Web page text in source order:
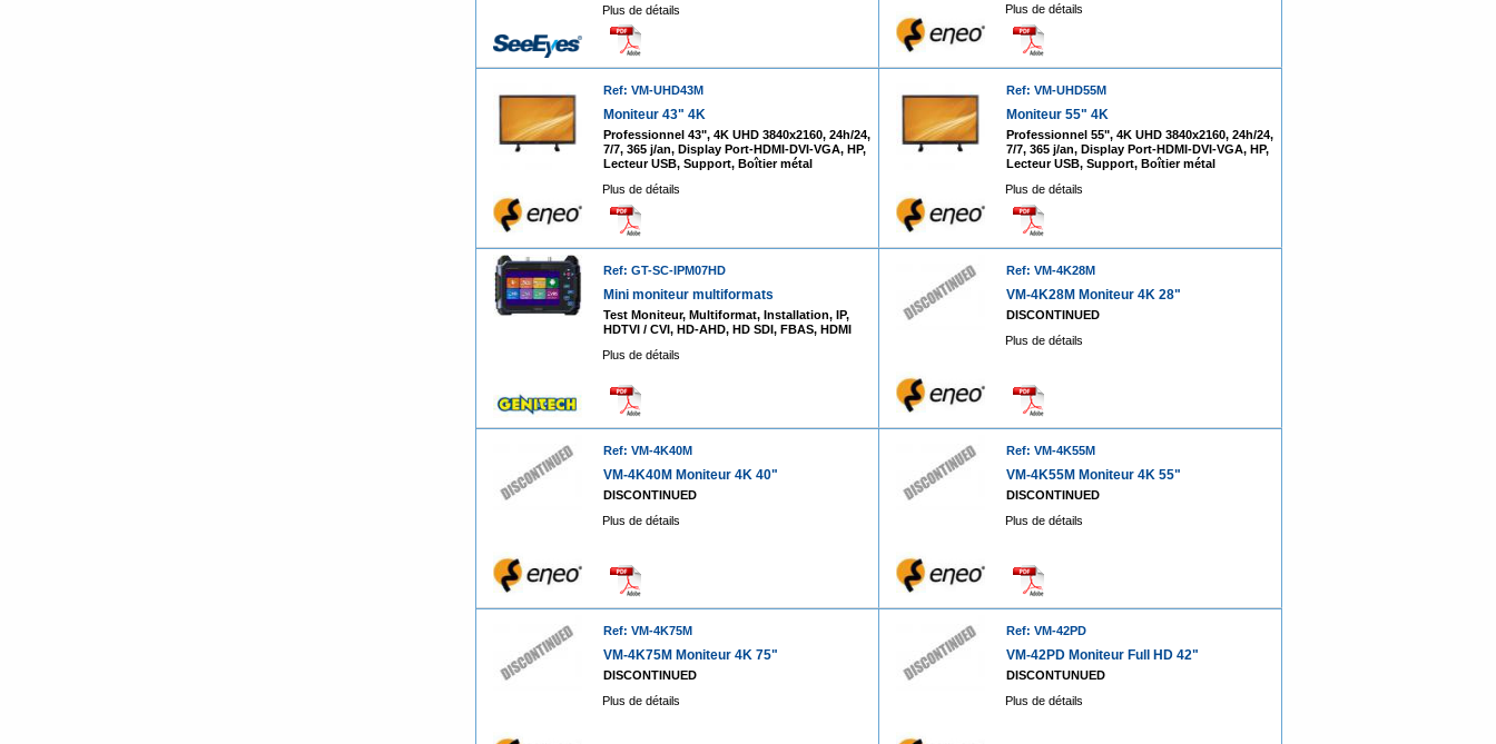
Plus de détails
Plus de détails
Ref: VM-UHD43M
Moniteur 43" 4K
Professionnel 43", 4K UHD 3840x2160, 24h/24,
7/7, 365 j/an, Display Port-HDMI-DVI-VGA, HP,
Lecteur USB, Support, Boîtier métal
Plus de détails
Ref: VM-UHD55M
Moniteur 55" 4K
Professionnel 55", 4K UHD 3840x2160, 24h/24,
7/7, 365 j/an, Display Port-HDMI-DVI-VGA, HP,
Lecteur USB, Support, Boîtier métal
Plus de détails
Ref: GT-SC-IPM07HD
Mini moniteur multiformats
Test Moniteur, Multiformat, Installation, IP,
HDTVI / CVI, HD-AHD, HD SDI, FBAS, HDMI
Plus de détails
Ref: VM-4K28M
VM-4K28M Moniteur 4K 28"
DISCONTINUED
Plus de détails
Ref: VM-4K40M
VM-4K40M Moniteur 4K 40"
DISCONTINUED
Plus de détails
Ref: VM-4K55M
VM-4K55M Moniteur 4K 55"
DISCONTINUED
Plus de détails
Ref: VM-4K75M
VM-4K75M Moniteur 4K 75"
DISCONTINUED
Plus de détails
Ref: VM-42PD
VM-42PD Moniteur Full HD 42"
DISCONTUNUED
Plus de détails